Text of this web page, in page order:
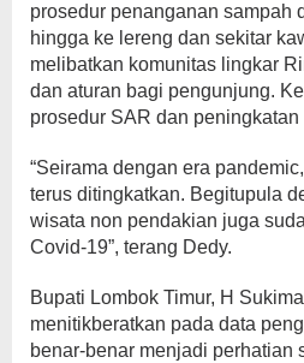
prosedur penanganan sampah
hingga ke lereng dan sekitar
melibatkan komunitas lingkar
dan aturan bagi pengunjung.
prosedur SAR dan
“Seirama dengan era
terus ditingkatkan. Begitupula
wisata non pendakian juga
Covid-19”, terang Dedy.
Bupati Lombok Timur, H
menitikberatkan pada data
benar-benar menjadi perhatian